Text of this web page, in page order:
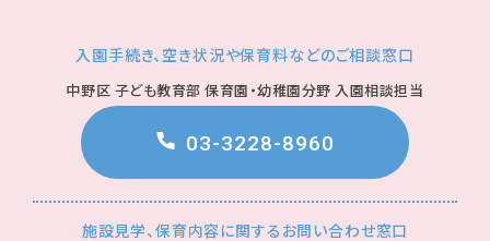
入園手続き、空き状況や保育料などのご相談窓口
中野区 子ども教育部 保育園・幼稚園分野 入園相談担当
03-3228-8960
施設見学、保育内容に関するお問い合わせ窓口